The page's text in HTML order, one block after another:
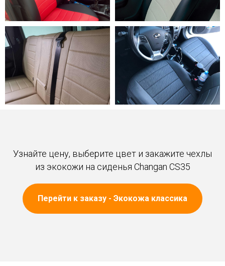
Узнайте цену, выберите цвет и закажите чехлы
из экокожи на сиденья Changan CS35
Перейти к заказу - Экокожа классика